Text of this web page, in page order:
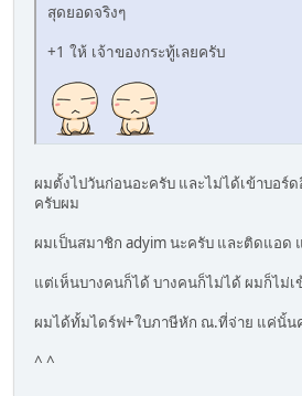
สุดยอดจริงๆ
+1 ให้ เจ้าของกระทู้เลยครับ
ผมตั้งไปวันก่อนอะครับ และไม่ได้เข้าบอร์
ครับผม
ผมเป็นสมาชิก adyim นะครับ และติดแอด
แต่เห็นบางคนก็ได้ บางคนก็ไม่ได้ ผมก็ไม่
ผมได้ทั้มไดร์ฟ+ใบภาษีหัก ณ.ที่จ่าย แค่นั้น
^ ^